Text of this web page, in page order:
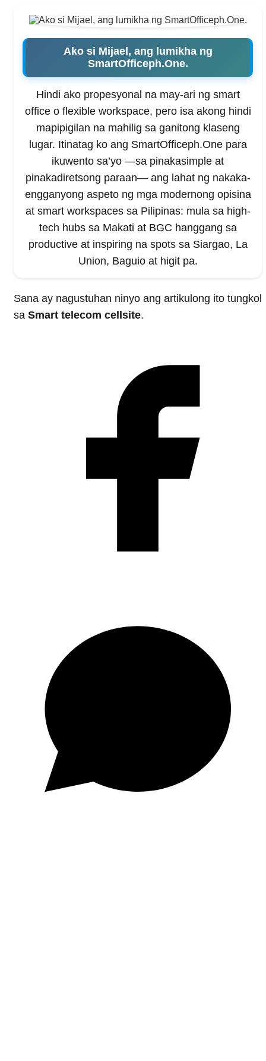
Ako si Mijael, ang lumikha ng
SmartOfficeph.One.
Hindi ako propesyonal na may-ari ng smart
office o flexible workspace, pero isa akong hindi
mapipigilan na mahilig sa ganitong klaseng
lugar. Itinatag ko ang SmartOfficeph.One para
ikuwento sa’yo —sa pinakasimple at
pinakadiretsong paraan— ang lahat ng nakaka-
engganyong aspeto ng mga modernong opisina
at smart workspaces sa Pilipinas: mula sa high-
tech hubs sa Makati at BGC hanggang sa
productive at inspiring na spots sa Siargao, La
Union, Baguio at higit pa.
Sana ay nagustuhan ninyo ang artikulong ito tungkol
sa Smart telecom cellsite.